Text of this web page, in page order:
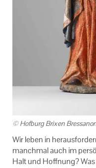
© Hof­burg Bri­xen
Wir leben in
manch­mal auch im
Halt und Hoff­nung?